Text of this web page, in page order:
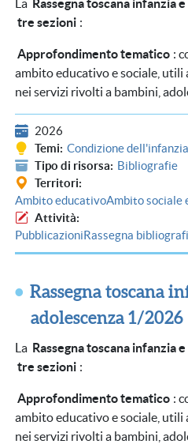
La Rassegna toscana infanzia
tre sezioni :
Approfondimento tematico :
ambito educativo e sociale,
nei servizi rivolti a bambini,
2026
Temi Condizione
Tipo di risorsa
Bibliografie
Territori
Ambito educativoAmbito sociale
Attività
PubblicazioniRassegna
Rassegna toscana
adolescenza 1/2026
La Rassegna toscana infanzia
tre sezioni :
Approfondimento tematico :
ambito educativo e sociale,
nei servizi rivolti a bambini,